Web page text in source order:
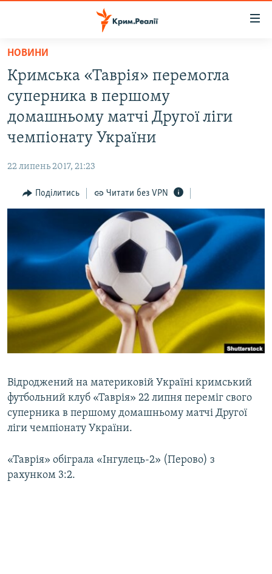
Перейти
основного
матеріалу
Перейти
до
основної
Перейти
пошуку
ВОДА.КРИМ
ВІДЕО ТА ФОТО
ПОЛІТИКА
ІНТЕРВ'Ю
СПЕЦПРОЕКТИ
ДЕПОРТАЦІЯ
ВІДЕОУРОКИ «ELIFBE»
СВІДЧЕННЯ ОКУПАЦІЇ
УКРАЇНСЬКА ПРОБЛЕМА КРИМУ
ІНФОГРАФІКА
ЯК ОБІЙТИ БЛОКУВАННЯ
Русский
Qırımtatar
ДОЛУЧАЙСЯ!
Усі сайти RFE/RL
НОВИНИ
Кримська «Таврія» перемогла
суперника в першому
домашньому матчі Другої ліги
чемпіонату України
22 липень 2017, 21:23
Поділитись Читати без VPN
Відроджений на материковій Україні кримський
футбольний клуб «Таврія» 22 липня переміг свого
суперника в першому домашньому матчі Другої
ліги чемпіонату України.
«Таврія» обіграла «Інгулець-2» (Перово) з
рахунком 3:2.